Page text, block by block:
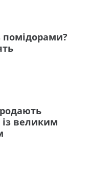
помідорами?
із великим